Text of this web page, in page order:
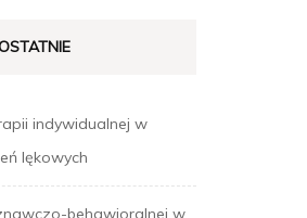
indywidualnej w
lękowych
behawioralnej w